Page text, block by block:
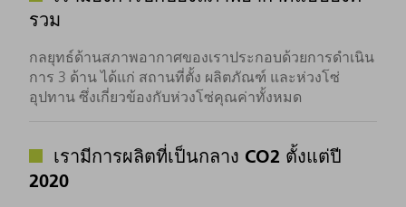
รวม
กลยุทธ์ด้านสภาพอากาศของเราประกอบด้วยการดำเนิน
การ 3 ด้าน ได้แก่ สถานที่ตั้ง ผลิตภัณฑ์ และห่วงโซ่
อุปทาน ซึ่งเกี่ยวข้องกับห่วงโซ่คุณค่าทั้งหมด
เรามีการผลิตที่เป็นกลาง CO 2 ตั้งแต่ปี
2020